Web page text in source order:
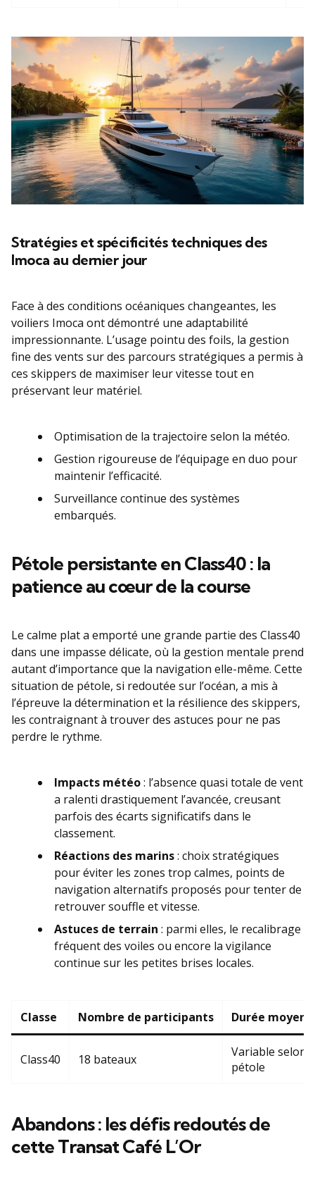
Stratégies et spécificités techniques des
Imoca au dernier jour
Face à des conditions océaniques changeantes, les
voiliers Imoca ont démontré une adaptabilité
impressionnante. L’usage pointu des foils, la gestion
fine des vents sur des parcours stratégiques a permis à
ces skippers de maximiser leur vitesse tout en
préservant leur matériel.
Optimisation de la trajectoire selon la météo.
Gestion rigoureuse de l’équipage en duo pour
maintenir l’efficacité.
Surveillance continue des systèmes
embarqués.
Pétole persistante en Class40 : la
patience au cœur de la course
Le calme plat a emporté une grande partie des Class40
dans une impasse délicate, où la gestion mentale prend
autant d’importance que la navigation elle-même. Cette
situation de pétole, si redoutée sur l’océan, a mis à
l’épreuve la détermination et la résilience des skippers,
les contraignant à trouver des astuces pour ne pas
perdre le rythme.
Impacts météo: l’absence quasi totale de vent
a ralenti drastiquement l’avancée, creusant
parfois des écarts significatifs dans le
classement.
Réactions des marins: choix stratégiques
pour éviter les zones trop calmes, points de
navigation alternatifs proposés pour tenter de
retrouver souffle et vitesse.
Astuces de terrain : parmi elles, le recalibrage
fréquent des voiles ou encore la vigilance
continue sur les petites brises locales.
Classe Nombre de participants Durée
Class40 18 bateaux
Variable selon
pétole
Abandons : les défis redoutés de
cette Transat Café L’Or